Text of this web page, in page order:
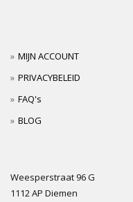
MIJN ACCOUNT
PRIVACYBELEID
FAQ's
BLOG
Weesperstraat 96 G
1112 AP Diemen